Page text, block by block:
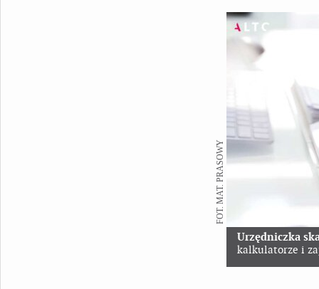
Urzędniczka
kalkulatorze i
FOT. MAT. PRASOWY